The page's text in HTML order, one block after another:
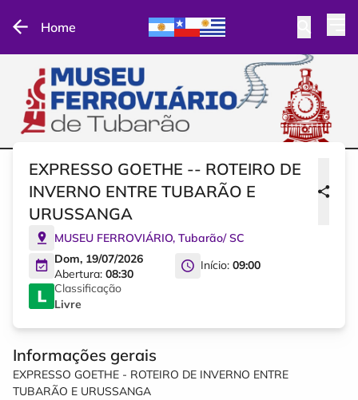
Home
EXPRESSO GOETHE -- ROTEIRO DE
INVERNO ENTRE TUBARÃO E
URUSSANGA
MUSEU FERROVIÁRIO, Tubarão/SC
Dom, 19/07/2026
Abertura: 08:30
Início: 09:00
Classificação
Livre
Informações gerais
EXPRESSO GOETHE - ROTEIRO DE INVERNO ENTRE
TUBARÃO E URUSSANGA